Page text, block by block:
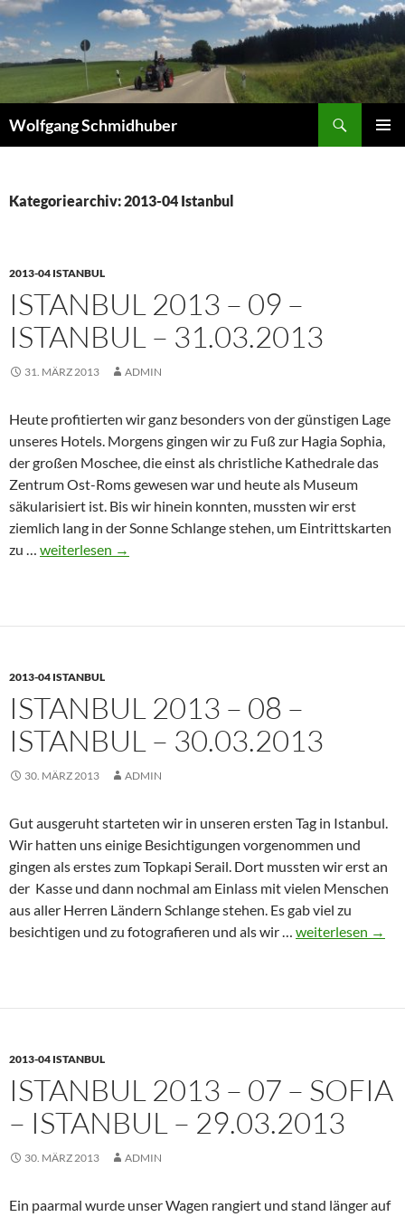
Zum
Inhalt
springen
Wolfgang Schmidhuber
Kategoriearchiv: 2013-04 Istanbul
2013-04 ISTANBUL
ISTANBUL 2013 – 09 –
ISTANBUL – 31.03.2013
31. MÄRZ 2013 ADMIN
Heute profitierten wir ganz besonders von der günstigen Lage
unseres Hotels. Morgens gingen wir zu Fuß zur Hagia Sophia,
der großen Moschee, die einst als christliche Kathedrale das
Zentrum Ost-Roms gewesen war und heute als Museum
säkularisiert ist. Bis wir hinein konnten, mussten wir erst
ziemlich lang in der Sonne Schlange stehen, um Eintrittskarten
zu … Istanbul
–
31.03.2013
weiterlesen →
2013-04 ISTANBUL
ISTANBUL 2013 – 08 –
ISTANBUL – 30.03.2013
30. MÄRZ 2013 ADMIN
Gut ausgeruht starteten wir in unseren ersten Tag in Istanbul.
Wir hatten uns einige Besichtigungen vorgenommen und
gingen als erstes zum Topkapi Serail. Dort mussten wir erst an
der Kasse und dann nochmal am Einlass mit vielen Menschen
aus aller Herren Ländern Schlange stehen. Es gab viel zu
besichtigen und zu fotografieren und als wir … Istanbul
30.03.2013
weiterlesen →
2013-04 ISTANBUL
ISTANBUL 2013 – 07 – SOFIA
– ISTANBUL – 29.03.2013
30. MÄRZ 2013 ADMIN
Ein paarmal wurde unser Wagen rangiert und stand länger auf